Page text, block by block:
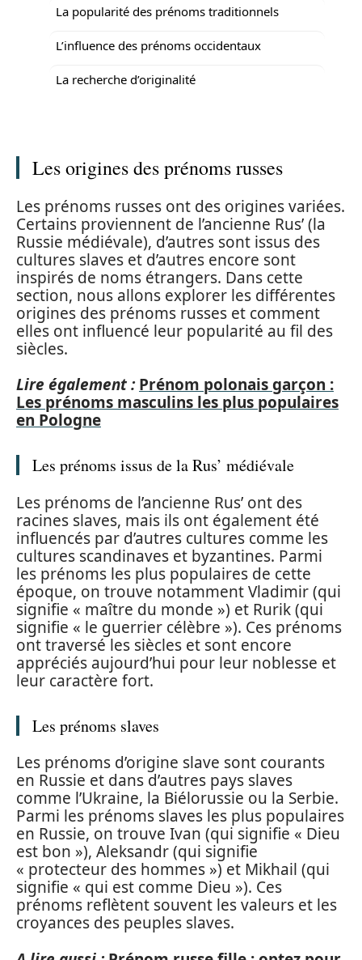
La popularité des prénoms traditionnels
L’influence des prénoms occidentaux
La recherche d’originalité
Les origines des prénoms russes
Les prénoms russes ont des origines variées.
Certains proviennent de l’ancienne Rus’ (la
Russie médiévale), d’autres sont issus des
cultures slaves et d’autres encore sont
inspirés de noms étrangers. Dans cette
section, nous allons explorer les différentes
origines des prénoms russes et comment
elles ont influencé leur popularité au fil des
siècles.
Lire également : Prénom polonais garçon :
Les prénoms masculins les plus populaires
en Pologne
Les prénoms issus de la Rus’ médiévale
Les prénoms de l’ancienne Rus’ ont des
racines slaves, mais ils ont également été
influencés par d’autres cultures comme les
cultures scandinaves et byzantines. Parmi
les prénoms les plus populaires de cette
époque, on trouve notamment Vladimir (qui
signifie « maître du monde ») et Rurik (qui
signifie « le guerrier célèbre »). Ces prénoms
ont traversé les siècles et sont encore
appréciés aujourd’hui pour leur noblesse et
leur caractère fort.
Les prénoms slaves
Les prénoms d’origine slave sont courants
en Russie et dans d’autres pays slaves
comme l’Ukraine, la Biélorussie ou la Serbie.
Parmi les prénoms slaves les plus populaires
en Russie, on trouve Ivan (qui signifie « Dieu
est bon »), Aleksandr (qui signifie
« protecteur des hommes ») et Mikhail (qui
signifie « qui est comme Dieu »). Ces
prénoms reflètent souvent les valeurs et les
croyances des peuples slaves.